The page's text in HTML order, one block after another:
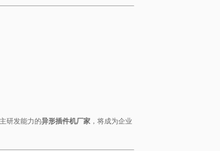
研发能力的​​异形插件机厂家​ ​，将成为企业